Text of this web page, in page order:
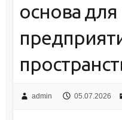
основа
admin 05.07.2026